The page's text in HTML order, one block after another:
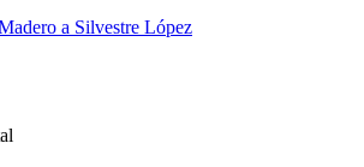
a Silvestre López